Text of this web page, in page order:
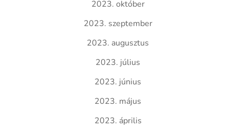
2023. október
2023. szeptember
2023. augusztus
2023. július
2023. június
2023. május
2023. április